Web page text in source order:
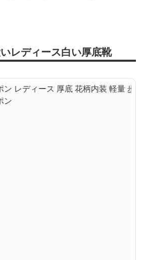
レディース白い厚底靴